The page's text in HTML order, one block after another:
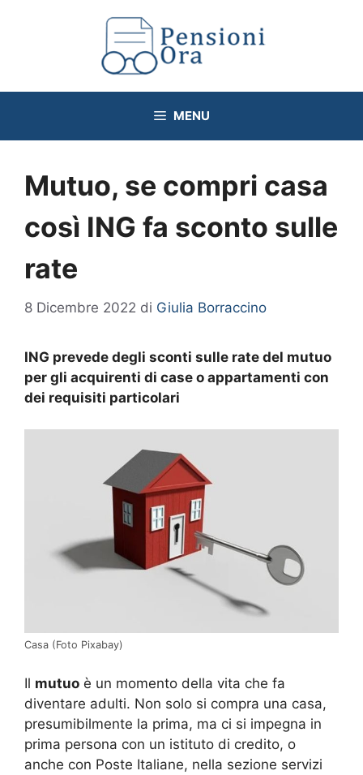
MENU
Mutuo, se compri casa
così ING fa sconto sulle
rate
8 Dicembre 2022 di Giulia Borraccino
ING prevede degli sconti sulle rate del mutuo
per gli acquirenti di case o appartamenti con
dei requisiti particolari
Casa (Foto Pixabay)
Il mutuo è un momento della vita che fa
diventare adulti. Non solo si compra una casa,
presumibilmente la prima, ma ci si impegna in
prima persona con un istituto di credito, o
anche con Poste Italiane, nella sezione servizi